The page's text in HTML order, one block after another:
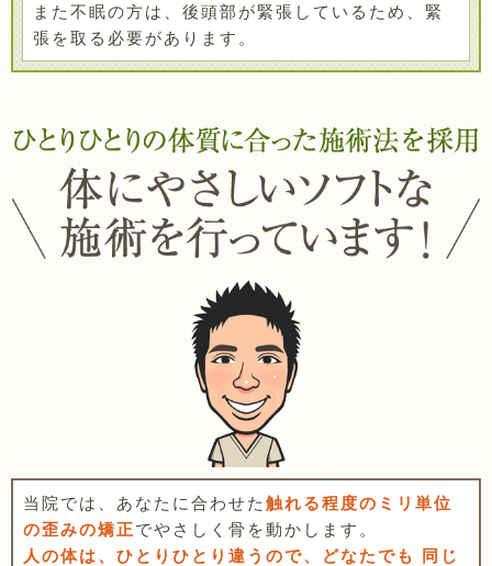
また不眠の方は、後頭部が緊張しているため、緊
張を取る必要があります。
当院では、あなたに合わせた 触れる程度のミリ単位
の歪みの矯正でやさしく骨を動かします。
人の体は、ひとりひとり違うので、どなたでも 同じ